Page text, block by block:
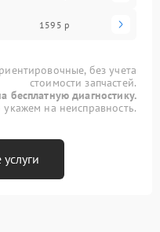
1595 р
без учета
стоимости запчастей.
бесплатную диагностику.
на неисправность.